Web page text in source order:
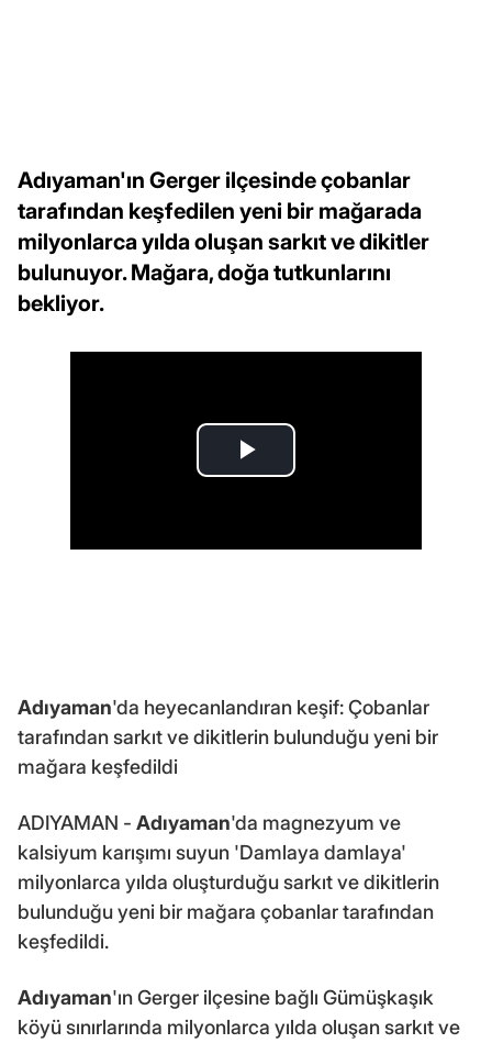
Adıyaman'ın Gerger ilçesinde çobanlar
tarafından keşfedilen yeni bir mağarada
milyonlarca yılda oluşan sarkıt ve dikitler
bulunuyor. Mağara, doğa tutkunlarını
bekliyor.
Adıyaman'da heyecanlandıran keşif: Çobanlar
tarafından sarkıt ve dikitlerin bulunduğu yeni bir
mağara keşfedildi
ADIYAMAN - Adıyaman'da magnezyum ve
kalsiyum karışımı suyun 'Damlaya damlaya'
milyonlarca yılda oluşturduğu sarkıt ve dikitlerin
bulunduğu yeni bir mağara çobanlar tarafından
keşfedildi.
Adıyaman'ın Gerger ilçesine bağlı Gümüşkaşık
köyü sınırlarında milyonlarca yılda oluşan sarkıt ve